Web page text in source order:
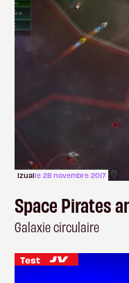
Izualle 28 novembre 2017
Space Pirates
Galaxie circulaire
Test